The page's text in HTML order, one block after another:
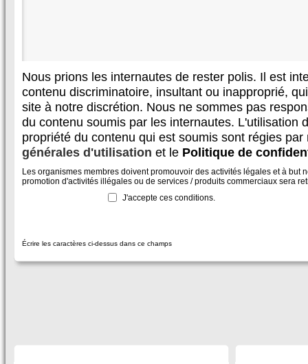
Nous prions les internautes de rester polis. Il est
contenu discriminatoire, insultant ou inapproprié,
site à notre discrétion. Nous ne sommes pas
du contenu soumis par les internautes. L'utilisation
propriété du contenu qui est soumis sont régies
générales d'utilisation et le Politique de
Les organismes membres doivent promouvoir des activités légales et à but
promotion d'activités illégales ou de services / produits commerciaux sera
J'accepte ces conditions.
Écrire les caractères ci-dessus dans ce champs